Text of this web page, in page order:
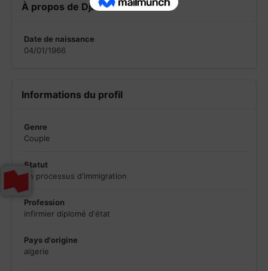
À propos de Djamel2011
Date de naissance
04/01/1966
Informations du profil
Genre
Couple
Statut
en processus d'immigration
Profession
infirmier diplomé d'état
Pays d'origine
algerie